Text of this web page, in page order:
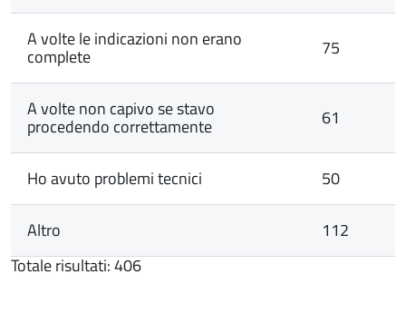
A volte le indicazioni non erano
complete 75
A volte non capivo se stavo
procedendo correttamente 61
Ho avuto problemi tecnici 50
Altro
112
Totale risultati: 406